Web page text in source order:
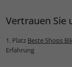
Vertrauen Sie
1. Platz Beste Shops
Erfahrung